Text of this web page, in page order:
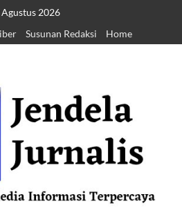
Agustus 2026
Susunan Redaksi Home